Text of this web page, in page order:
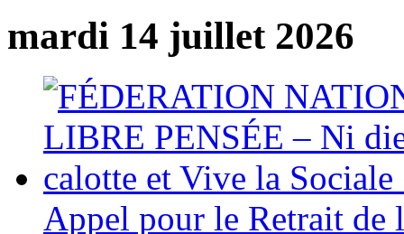
mardi 14 juillet 2026
Appel pour le Retrait de